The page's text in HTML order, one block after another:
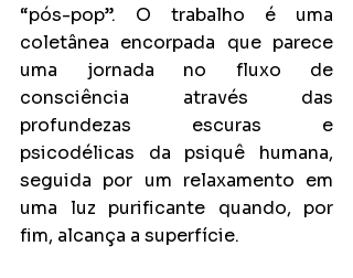
“pós-pop”. O trabalho é uma
coletânea encorpada que parece
uma jornada no fluxo de
consciência através das
profundezas escuras e
psicodélicas da psiquê humana,
seguida por um relaxamento em
uma luz purificante quando, por
fim, alcança a superfície.